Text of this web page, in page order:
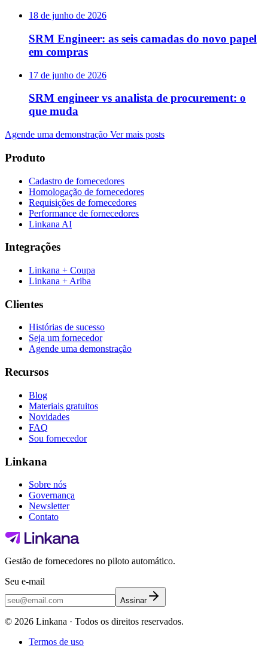
18 de junho de 2026
SRM Engineer: as seis camadas do novo papel
em compras
17 de junho de 2026
SRM engineer vs analista de procurement: o
que muda
Agende uma demonstração Ver mais posts
Produto
Cadastro de fornecedores
Homologação de fornecedores
Requisições de fornecedores
Performance de fornecedores
Linkana AI
Integrações
Linkana + Coupa
Linkana + Ariba
Clientes
Histórias de sucesso
Seja um fornecedor
Agende uma demonstração
Recursos
Blog
Materiais gratuitos
Novidades
FAQ
Sou fornecedor
Linkana
Sobre nós
Governança
Newsletter
Contato
Gestão de fornecedores no piloto automático.
Seu e-mail
Assinar
© 2026 Linkana · Todos os direitos reservados.
Termos de uso